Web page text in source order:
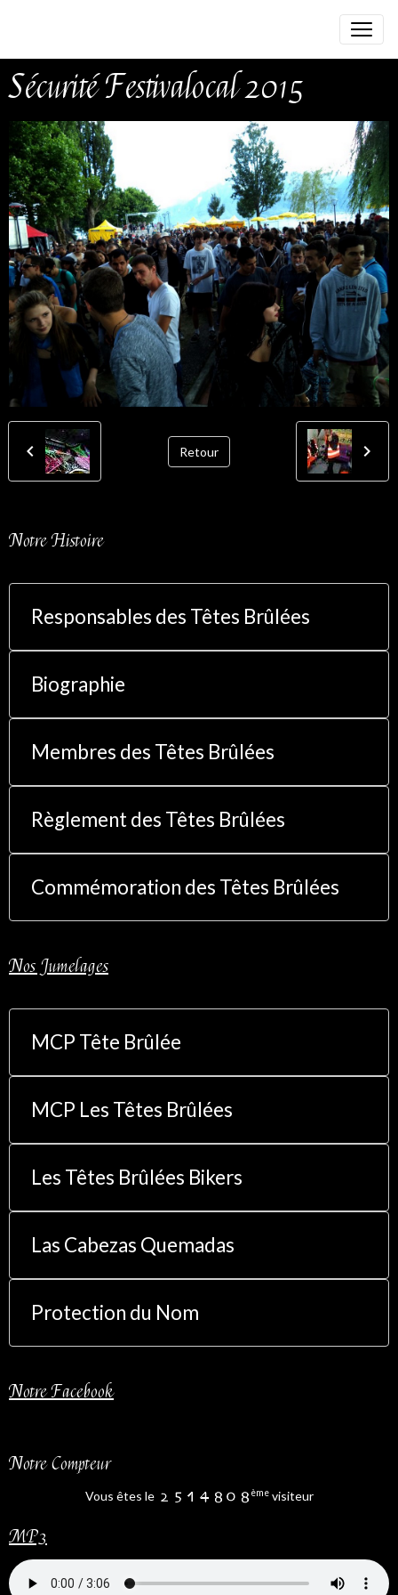
Sécurité Festivalocal 2015
Retour
Notre Histoire
Responsables des Têtes Brûlées
Biographie
Membres des Têtes Brûlées
Règlement des Têtes Brûlées
Commémoration des Têtes Brûlées
Nos Jumelages
MCP Tête Brûlée
MCP Les Têtes Brûlées
Les Têtes Brûlées Bikers
Las Cabezas Quemadas
Protection du Nom
Notre Facebook
Notre Compteur
Vous êtes le èmevisiteur
MP3